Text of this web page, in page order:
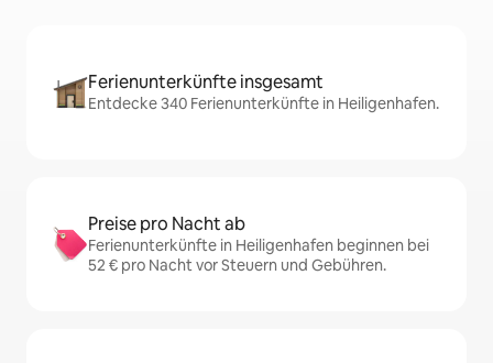
Ferienunterkünfte insgesamt
Entdecke 340 Ferienunterkünfte in Heiligenhafen.
Preise pro Nacht ab
Ferienunterkünfte in Heiligenhafen beginnen bei
52 € pro Nacht vor Steuern und Gebühren.